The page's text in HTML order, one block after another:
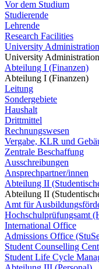
Vor dem Studium
Studierende
Lehrende
Research Facilities
University Administration
University Administration
Abteilung I (Finanzen)
Abteilung I (Finanzen)
Leitung
Sondergebiete
Haushalt
Drittmittel
Rechnungswesen
Vergabe, KLR und
Zentrale Beschaffung
Ausschreibungen
Ansprechpartner/innen
Abteilung II
Abteilung II
Amt für
Hochschulprüfungsamt
International Office
Admissions Office
Student Counselling
Student Life Cycle